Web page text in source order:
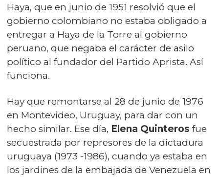
Haya, que en junio de 1951 resolvió que el
gobierno colombiano no estaba obligado a
entregar a Haya de la Torre al gobierno
peruano, que negaba el carácter de asilo
político al fundador del Partido Aprista. Así
funciona.
Hay que remontarse al 28 de junio de 1976
en Montevideo, Uruguay, para dar con un
hecho similar. Ese día, Elena Quinteros fue
secuestrada por represores de la dictadura
uruguaya (1973 -1986), cuando ya estaba en
los jardines de la embajada de Venezuela en